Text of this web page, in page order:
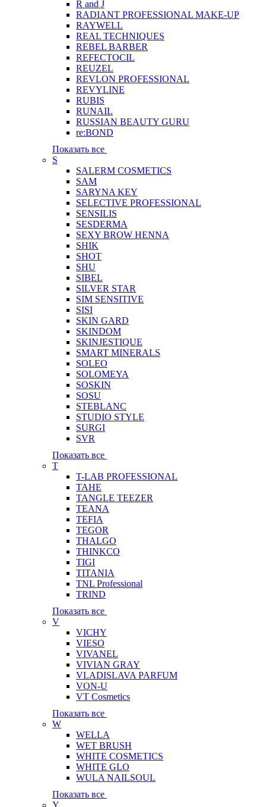
R and J
RADIANT PROFESSIONAL MAKE-UP
RAYWELL
REAL TECHNIQUES
REBEL BARBER
REFECTOCIL
REUZEL
REVLON PROFESSIONAL
REVYLINE
RUBIS
RUNAIL
RUSSIAN BEAUTY GURU
re:BOND
Показать все
S
SALERM COSMETICS
SAM
SARYNA KEY
SELECTIVE PROFESSIONAL
SENSILIS
SESDERMA
SEXY BROW HENNA
SHIK
SHOT
SHU
SIBEL
SILVER STAR
SIM SENSITIVE
SISI
SKIN GARD
SKINDOM
SKINJESTIQUE
SMART MINERALS
SOLEO
SOLOMEYA
SOSKIN
SOSU
STEBLANC
STUDIO STYLE
SURGI
SVR
Показать все
T
T-LAB PROFESSIONAL
TAHE
TANGLE TEEZER
TEANA
TEFIA
TEGOR
THALGO
THINKCO
TIGI
TITANIA
TNL Professional
TRIND
Показать все
V
VICHY
VIESO
VIVANEL
VIVIAN GRAY
VLADISLAVA PARFUM
VON-U
VT Cosmetics
Показать все
W
WELLA
WET BRUSH
WHITE COSMETICS
WHITE GLO
WULA NAILSOUL
Показать все
Y